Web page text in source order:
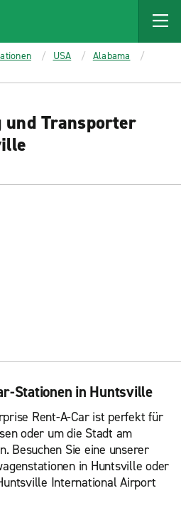
USA
Alabama
Transporter
Stationen in Huntsville
Rent-A-Car ist perfekt für
oder um die Stadt am
Besuchen Sie eine unserer
in Huntsville oder
International Airport